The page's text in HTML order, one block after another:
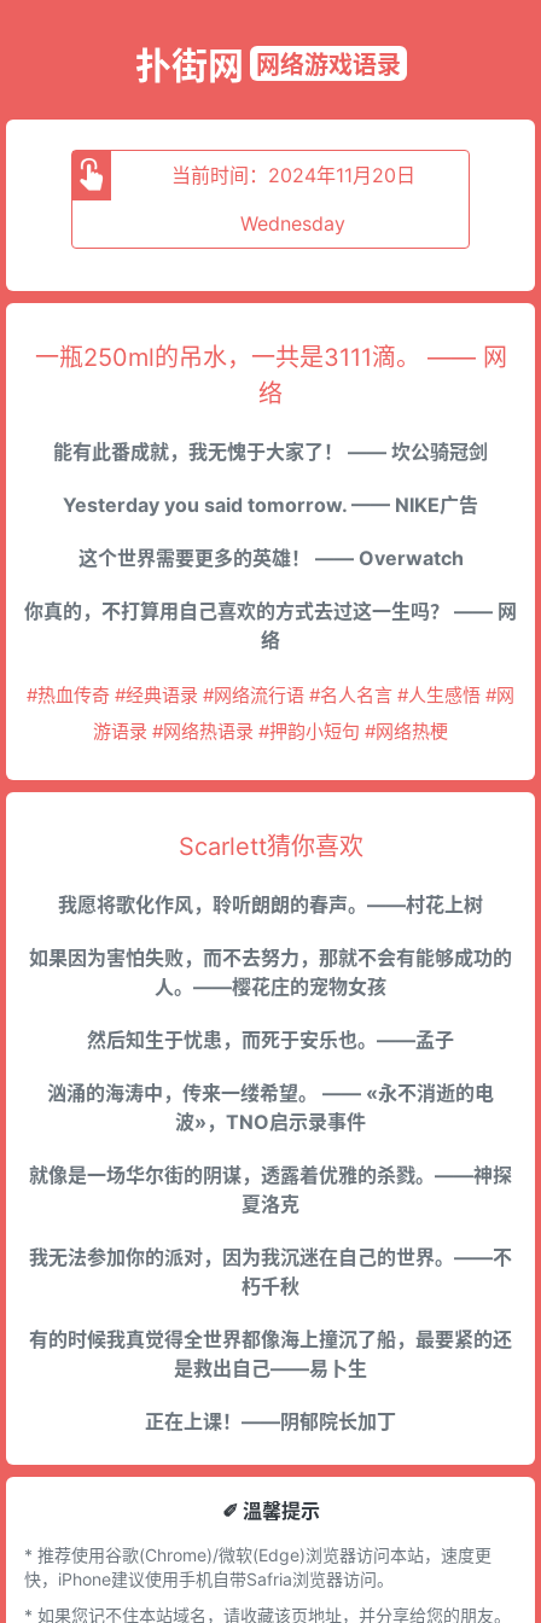
扑街网 网络游戏语录
当前时间：2024年11月20日
Wednesday
一瓶250ml的吊水，一共是3111滴。 —— 网
络
能有此番成就，我无愧于大家了！ —— 坎公骑冠剑
Yesterday you said tomorrow. —— NIKE广告
这个世界需要更多的英雄！ —— Overwatch
你真的，不打算用自己喜欢的方式去过这一生吗？ —— 网
络
#热血传奇 #经典语录 #网络流行语 #名人名言 #人生感悟 #网
游语录 #网络热语录 #押韵小短句 #网络热梗
Scarlett猜你喜欢
我愿将歌化作风，聆听朗朗的春声。——村花上树
如果因为害怕失败，而不去努力，那就不会有能够成功的
人。——樱花庄的宠物女孩
然后知生于忧患，而死于安乐也。——孟子
汹涌的海涛中，传来一缕希望。 —— «永不消逝的电
波»，TNO启示录事件
就像是一场华尔街的阴谋，透露着优雅的杀戮。——神探
夏洛克
我无法参加你的派对，因为我沉迷在自己的世界。——不
朽千秋
有的时候我真觉得全世界都像海上撞沉了船，最要紧的还
是救出自己——易卜生
正在上课！——阴郁院长加丁
✐ 溫馨提示
* 推荐使用谷歌(Chrome)/微软(Edge)浏览器访问本站，速度更
快，iPhone建议使用手机自带Safria浏览器访问。
* 如果您记不住本站域名，请收藏该页地址，并分享给您的朋友。